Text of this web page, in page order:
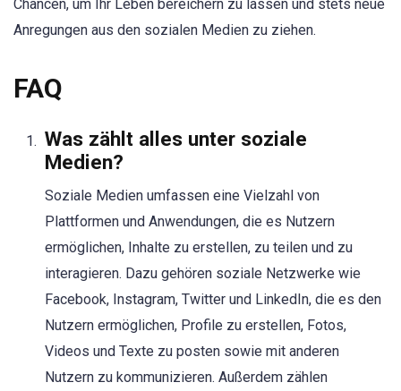
Chancen, um Ihr Leben bereichern zu lassen und stets neue
Anregungen aus den sozialen Medien zu ziehen.
FAQ
Was zählt alles unter soziale
Medien?
Soziale Medien umfassen eine Vielzahl von
Plattformen und Anwendungen, die es Nutzern
ermöglichen, Inhalte zu erstellen, zu teilen und zu
interagieren. Dazu gehören soziale Netzwerke wie
Facebook, Instagram, Twitter und LinkedIn, die es den
Nutzern ermöglichen, Profile zu erstellen, Fotos,
Videos und Texte zu posten sowie mit anderen
Nutzern zu kommunizieren. Außerdem zählen